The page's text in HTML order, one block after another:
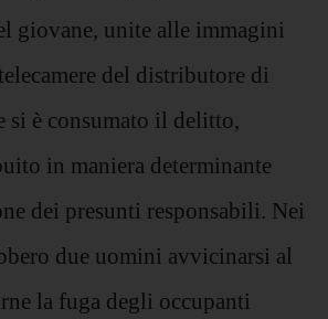
giovane, unite alle immagini
del distributore di
si è consumato il delitto,
in maniera determinante
dei presunti responsabili. Nei
due uomini avvicinarsi al
la fuga degli occupanti